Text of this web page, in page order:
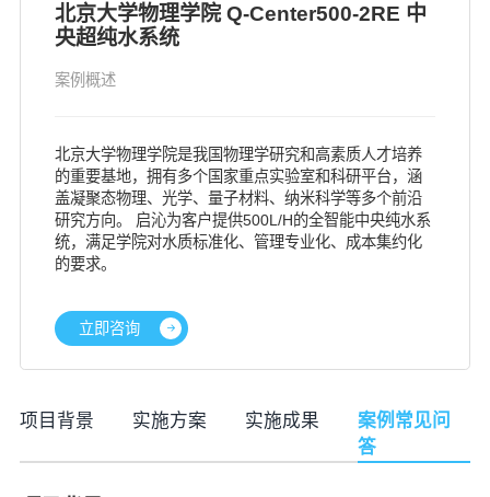
北京大学物理学院 Q-Center500-2RE 中
央超纯水系统
案例概述
北京大学物理学院是我国物理学研究和高素质人才培养
的重要基地，拥有多个国家重点实验室和科研平台，涵
盖凝聚态物理、光学、量子材料、纳米科学等多个前沿
研究方向。 启沁为客户提供500L/H的全智能中央纯水系
统，满足学院对水质标准化、管理专业化、成本集约化
的要求。
立即咨询
项目背景 实施方案 实施成果
案例常见问
答